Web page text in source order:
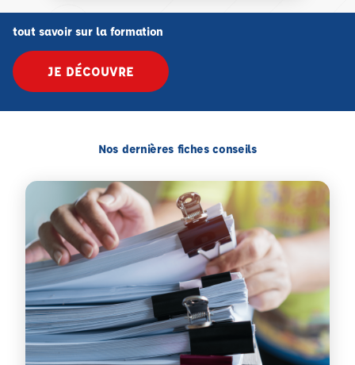
tout savoir sur la formation
JE DÉCOUVRE
Nos dernières fiches conseils